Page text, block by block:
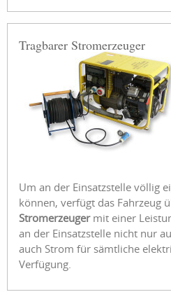
Tragbarer Stromerzeuger
Um an der Einsatzstelle völlig
können, verfügt das Fahrzeug
Stromerzeugermit einer
an der Einsatzstelle nicht nur
auch Strom für sämtliche
Verfügung.